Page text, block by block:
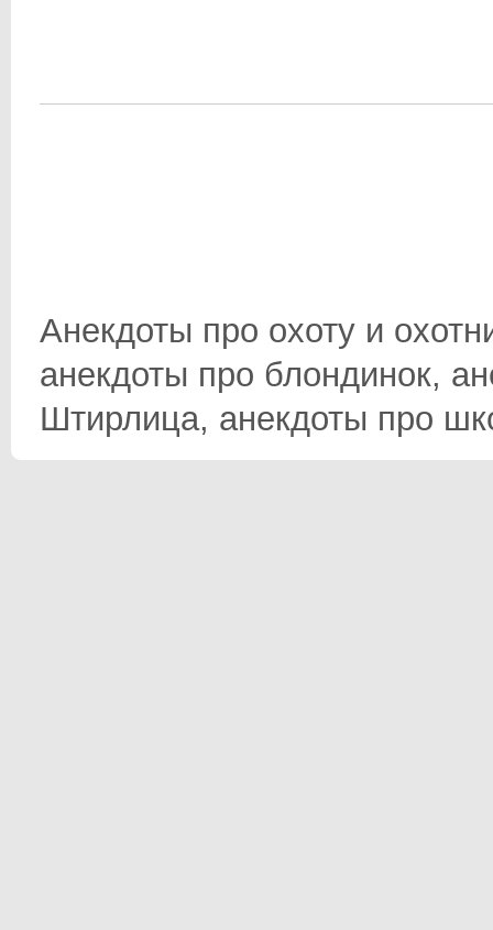
Анекдоты про охоту и
анекдоты про блондинок,
Штирлица, анекдоты про